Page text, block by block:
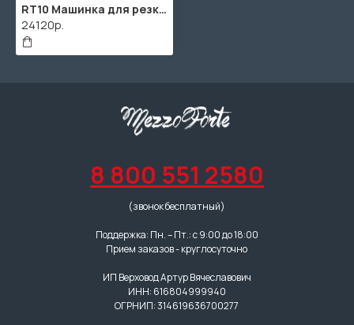
RT10 Машинка для резки тростей для кларнета Bb, Vandoren
24120р.
8 800 551 2580
(звонок бесплатный)
Поддержка: Пн. – Пт.: с 9:00 до 18:00
Прием заказов - круглосуточно
ИП Верховод Артур Вячеславович
ИНН: 616804999940
ОГРНИП: 314619636700277